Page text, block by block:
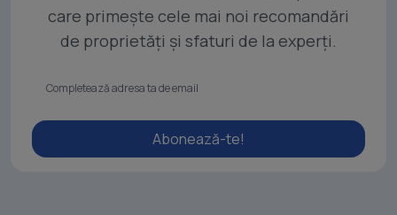
care primește cele mai noi recomandări
de proprietăți și sfaturi de la experți.
Abonează-te!